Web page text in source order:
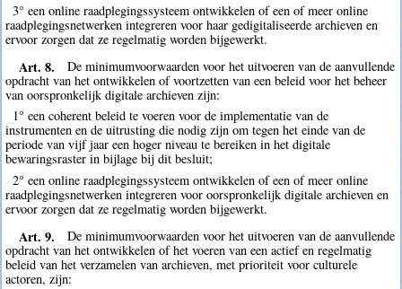
3° een online raadplegingssysteem ontwikkelen of een of meer online
raadplegingsnetwerken integreren voor haar gedigitaliseerde archieven en
ervoor zorgen dat ze regelmatig worden bijgewerkt.
Art. 8.
De minimumvoorwaarden voor het uitvoeren van de aanvullende
opdracht van het ontwikkelen of voortzetten van een beleid voor het beheer
van oorspronkelijk digitale archieven zijn:
1° een coherent beleid te voeren voor de implementatie van de
instrumenten en de uitrusting die nodig zijn om tegen het einde van de
periode van vijf jaar een hoger niveau te bereiken in het digitale
bewaringsraster in bijlage bij dit besluit;
2° een online raadplegingssysteem ontwikkelen of een of meer online
raadplegingsnetwerken integreren voor oorspronkelijk digitale archieven en
ervoor zorgen dat ze regelmatig worden bijgewerkt.
Art. 9.
De minimumvoorwaarden voor het uitvoeren van de aanvullende
opdracht van het ontwikkelen of het voeren van een actief en regelmatig
beleid van het verzamelen van archieven, met prioriteit voor culturele
actoren, zijn: